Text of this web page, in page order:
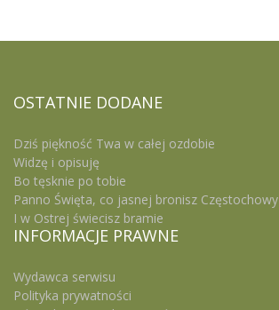
OSTATNIE DODANE
Dziś piękność Twa w całej ozdobie
Widzę i opisuję
Bo tęsknie po tobie
Panno Święta, co jasnej bronisz Częstochowy
I w Ostrej świecisz bramie
INFORMACJE PRAWNE
Wydawca serwisu
Polityka prywatności